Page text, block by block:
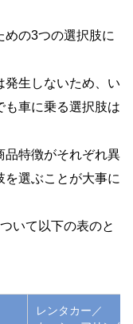
めの3つの選択肢に
発生しないため、い
も車に乗る選択肢は
品特徴がそれぞれ異
を選ぶことが大事に
いて以下の表のと
レンタカー／